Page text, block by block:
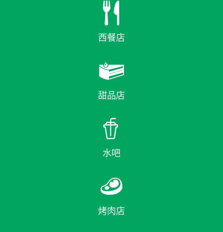

西餐店

甜品店

水吧

烤肉店